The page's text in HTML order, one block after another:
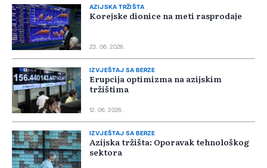
AZIJSKA TRŽIŠTA
Korejske dionice na meti rasprodaje
23. 06. 2026.
IZVJEŠTAJ SA BERZE
Erupcija optimizma na azijskim
tržištima
12. 06. 2026.
IZVJEŠTAJ SA BERZE
Azijska tržišta: Oporavak tehnološkog
sektora